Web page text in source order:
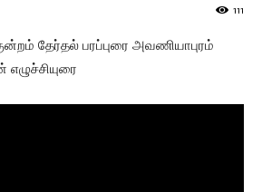
111
தேர்தல் பரப்புரை அவணியாபுரம்